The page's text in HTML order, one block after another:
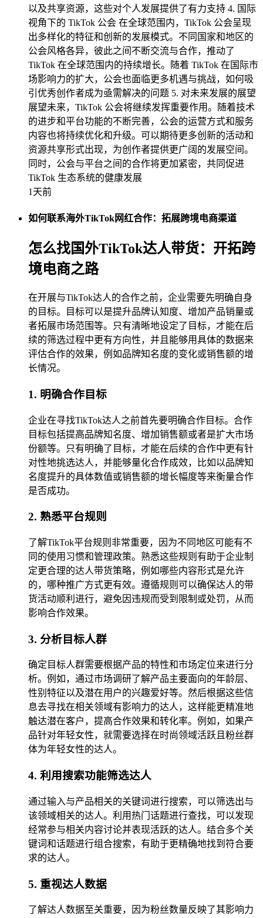
以及共享资源，这些对个人发展提供了有力支持 4. 国际
视角下的 TikTok 公会 在全球范围内，TikTok 公会呈现
出多样化的特征和创新的发展模式。不同国家和地区的
公会风格各异，彼此之间不断交流与合作，推动了
TikTok 在全球范围内的持续增长。随着 TikTok 在国际市
场影响力的扩大，公会也面临更多机遇与挑战，如何吸
引优秀创作者成为亟需解决的问题 5. 对未来发展的展望
展望未来，TikTok 公会将继续发挥重要作用。随着技术
的进步和平台功能的不断完善，公会的运营方式和服务
内容也将持续优化和升级。可以期待更多创新的活动和
资源共享形式出现，为创作者提供更广阔的发展空间。
同时，公会与平台之间的合作将更加紧密，共同促进
TikTok 生态系统的健康发展
1天前
如何联系海外TikTok网红合作：拓展跨境电商渠道
怎么找国外TikTok达人带货：开拓跨
境电商之路
在开展与TikTok达人的合作之前，企业需要先明确自身
的目标。目标可以是提升品牌认知度、增加产品销量或
者拓展市场范围等。只有清晰地设定了目标，才能在后
续的筛选过程中更有方向性，并且能够用具体的数据来
评估合作的效果，例如品牌知名度的变化或销售额的增
长情况。
1. 明确合作目标
企业在寻找TikTok达人之前首先要明确合作目标。合作
目标包括提高品牌知名度、增加销售额或者是扩大市场
份额等。只有明确了目标，才能在后续的合作中更有针
对性地挑选达人，并能够量化合作成效，比如以品牌知
名度提升的具体数值或销售额的增长幅度等来衡量合作
是否成功。
2. 熟悉平台规则
了解TikTok平台规则非常重要，因为不同地区可能有不
同的使用习惯和管理政策。熟悉这些规则有助于企业制
定更合理的达人带货策略，例如哪些内容形式是允许
的，哪种推广方式更有效。遵循规则可以确保达人的带
货活动顺利进行，避免因违规而受到限制或处罚，从而
影响合作效果。
3. 分析目标人群
确定目标人群需要根据产品的特性和市场定位来进行分
析。例如，通过市场调研了解产品主要面向的年龄层、
性别特征以及潜在用户的兴趣爱好等。然后根据这些信
息去寻找在相关领域有影响力的达人，这样能更精准地
触达潜在客户，提高合作效果和转化率。例如，如果产
品针对年轻女性，就需要选择在时尚领域活跃且粉丝群
体为年轻女性的达人。
4. 利用搜索功能筛选达人
通过输入与产品相关的关键词进行搜索，可以筛选出与
该领域相关的达人。利用热门话题进行查找，可以发现
经常参与相关内容讨论并表现活跃的达人。结合多个关
键词和话题进行组合搜索，有助于更精确地找到符合要
求的达人。
5. 重视达人数据
了解达人数据至关重要，因为粉丝数量反映了其影响力